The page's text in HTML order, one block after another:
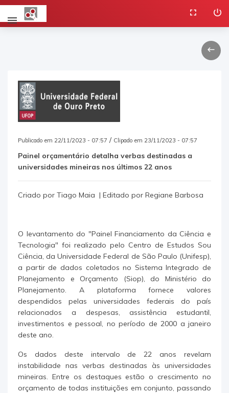
Publicado em 22/11/2023 - 07:57 / Clipado em 23/11/2023 - 07:57
Painel orçamentário detalha verbas destinadas a
universidades mineiras nos últimos 22 anos
Criado por Tiago Maia | Editado por Regiane Barbosa
O levantamento do "Painel Financiamento da Ciência e
Tecnologia" foi realizado pelo Centro de Estudos Sou
Ciência, da Universidade Federal de São Paulo (Unifesp),
a partir de dados coletados no Sistema Integrado de
Planejamento e Orçamento (Siop), do Ministério do
Planejamento. A plataforma fornece valores
despendidos pelas universidades federais do país
relacionados a despesas, assistência estudantil,
investimentos e pessoal, no período de 2000 a janeiro
deste ano.
Os dados deste intervalo de 22 anos revelam
instabilidade nas verbas destinadas às universidades
mineiras. Entre os destaques estão o crescimento no
orçamento de todas instituições em conjunto, passando